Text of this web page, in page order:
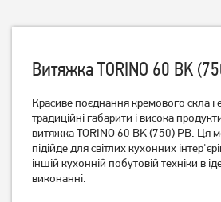
Витяжка похила Ventolux
MODENA 60 BK (700) PB
3 999грн
3 869грн
0960
3 329
Витяжка TORINO 60 BK
Красиве поєднання кремового скла і
традиційні габарити і висока
витяжка TORINO 60 BK (750) PB. Ця
підійде для світлих кухонних
іншій кухонній побутовій техніки в
виконанні.